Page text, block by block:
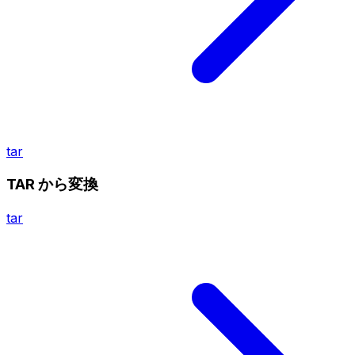
tar
TAR から変換
tar